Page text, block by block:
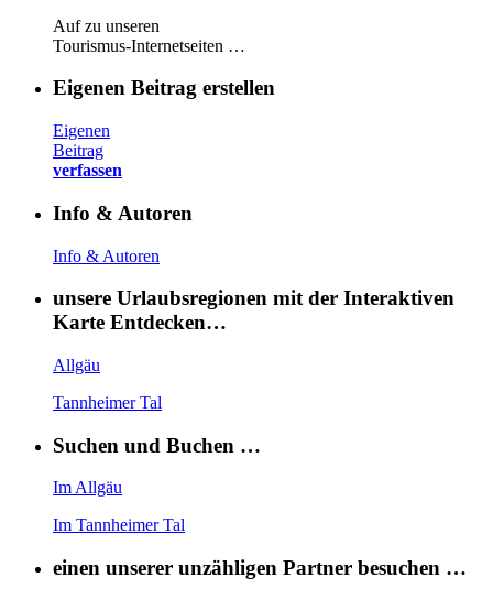
Auf zu unseren
Tourismus-Internetseiten …
Eigenen Beitrag erstellen
Eigenen
Beitrag
verfassen
Info & Autoren
Info & Autoren
unsere Urlaubsregionen mit der Interaktiven
Karte Entdecken…
Allgäu
Tannheimer Tal
Suchen und Buchen …
Im Allgäu
Im Tannheimer Tal
einen unserer unzähligen Partner besuchen …